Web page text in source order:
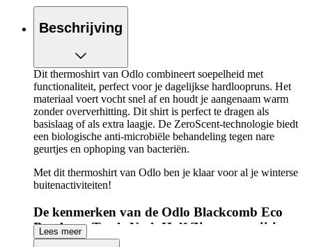
Beschrijving
Dit thermoshirt van Odlo combineert soepelheid met
functionaliteit, perfect voor je dagelijkse hardloopruns. Het
materiaal voert vocht snel af en houdt je aangenaam warm
zonder oververhitting. Dit shirt is perfect te dragen als
basislaag of als extra laagje. De ZeroScent-technologie biedt
een biologische anti-microbiële behandeling tegen nare
geurtjes en ophoping van bacteriën.
Met dit thermoshirt van Odlo ben je klaar voor al je winterse
buitenactiviteiten!
De kenmerken van de Odlo Blackcomb Eco
Baselayer Turtle Neck Half Zip op een rijtje:
Lees meer